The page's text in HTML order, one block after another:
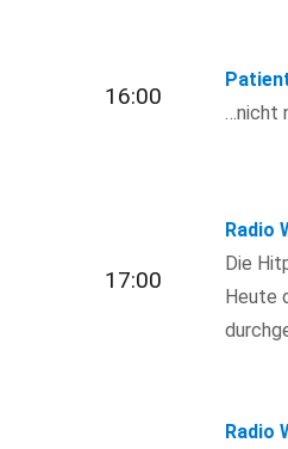
16:00
…nicht
17:00
Radio
Die
Heute
Radio